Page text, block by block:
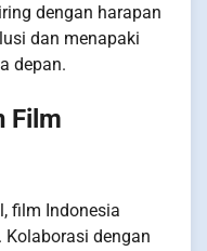
dengan harapan
dan menapaki
depan.
Film
film Indonesia
dengan